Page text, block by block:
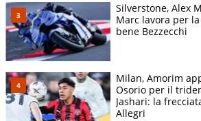
Silverstone, Alex
Marc lavora per
bene Bezzecchi
Milan, Amorim
Osorio per il
Jashari: la
Allegri